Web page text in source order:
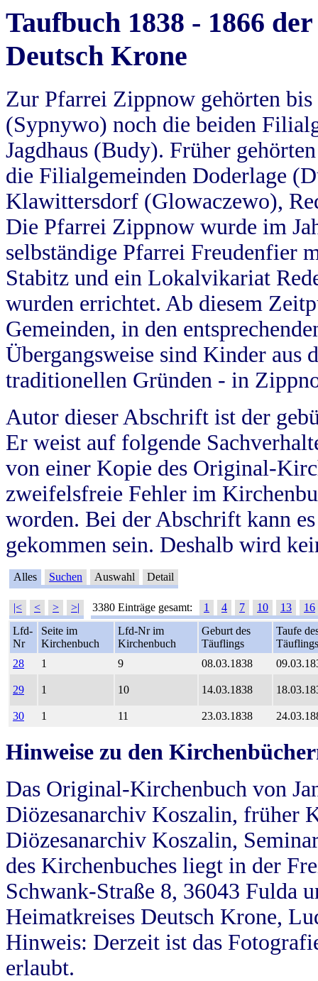
Taufbuch 1838 - 1866
Deutsch Krone
Zur Pfarrei Zippnow gehörten
(Sypnywo) noch die beiden
Jagdhaus (Budy). Früher
die Filialgemeinden Doderlage
Klawittersdorf (Glowaczewo),
Die Pfarrei Zippnow wurde im
selbständige Pfarrei Freudenfier
Stabitz und ein Lokalvikariat
wurden errichtet. Ab diesem
Gemeinden, in den
Übergangsweise sind Kinder aus
traditionellen Gründen - in
Autor dieser Abschrift ist der
Er weist auf folgende
von einer Kopie des Original-
zweifelsfreie Fehler im
worden. Bei der Abschrift kann
gekommen sein. Deshalb wird
Alles Suchen Auswahl Detail
|< < > >| 3380 Einträge gesamt: 1 4 7 10 13
16
Lfd-
Nr
Seite im
Kirchenbuch
Lfd-Nr im
Kirchenbuch
Geburt des
Täuflings
Taufe
Täuflings
28
1 9 08.03.1838
29 1 10 14.03.1838
30 1 11 23.03.1838
Hinweise zu den
Das Original-Kirchenbuch von
Diözesanarchiv Koszalin, früher
Diözesanarchiv Koszalin,
des Kirchenbuches liegt in der
Schwank-Straße 8, 36043 Fulda
Heimatkreises Deutsch Krone,
Hinweis: Derzeit ist das
erlaubt.